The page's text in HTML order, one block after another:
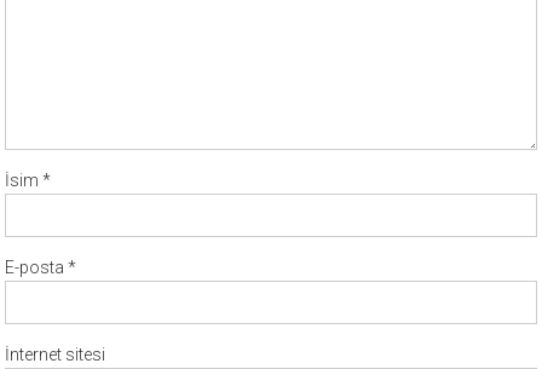
İsim*
E-posta*
İnternet sitesi